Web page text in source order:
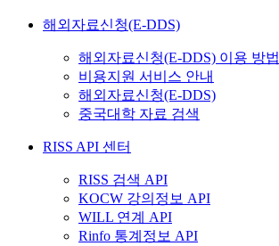
해외자료신청(E-DDS)
해외자료신청(E-DDS) 이용 방법
비용지원 서비스 안내
해외자료신청(E-DDS)
중국대학 자료 검색
RISS API 센터
RISS 검색 API
KOCW 강의정보 API
WILL 연계 API
Rinfo 통계정보 API